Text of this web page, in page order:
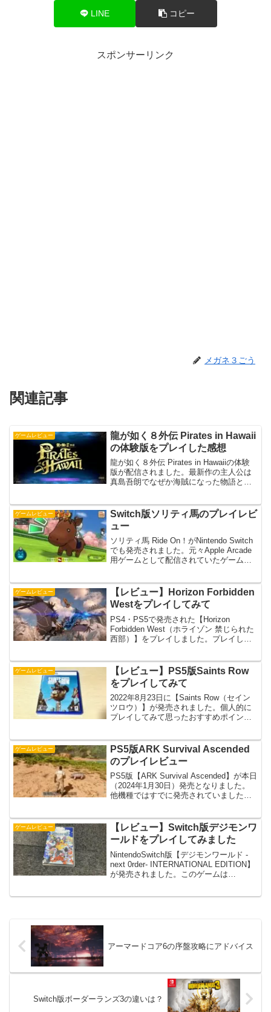
LINE コピー
スポンサーリンク
メガネ３ごう
関連記事
ゲームレビュー
龍が如く８外伝 Pirates in Hawaii
の体験版をプレイした感想
龍が如く８外伝 Pirates in Hawaiiの体験
版が配信されました。最新作の主人公は
真島吾朗でなぜか海賊になった物語とな
速プレイ。感想を書いていきます。体験
ゲームレビュー
Switch版ソリティ馬のプレイレビ
ュー
ソリティ馬 Ride On！がNintendo Switch
でも発売されました。元々Apple Arcade
用ゲームとして配信されていたゲームと
ったのかプレイした感想を...
ゲームレビュー
【レビュー】Horizon Forbidden
Westをプレイしてみて
PS4・PS5で発売された【Horizon
Forbidden West（ホライゾン 禁じられた
西部）】をプレイしました。プレイして
レード対応なので、僕の場合はPS4...
ゲームレビュー
【レビュー】PS5版Saints Row
をプレイしてみて
2022年8月23日に【Saints Row（セイン
ツロウ）】が発売されました。個人的に
プレイしてみて思ったおすすめポイント
ね。プレイ機種はPS5版となります。
※2023...
ゲームレビュー
PS5版ARK Survival Ascended
のプレイレビュー
PS5版【ARK Survival Ascended】が本日
（2024年1月30日）発売となりました。
他機種ではすでに発売されていました
イしてみました。オフラインでプ...
ゲームレビュー
【レビュー】Switch版デジモンワ
ールドをプレイしてみました
NintendoSwitch版【デジモンワールド -
next 0rder- INTERNATIONAL EDITION】
が発売されました。このゲームは
アーマードコア6の序盤攻略にアドバイス
Switch版ボーダーランズ3の違いは？